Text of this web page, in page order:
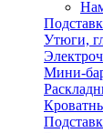
Утюги,
Мини-